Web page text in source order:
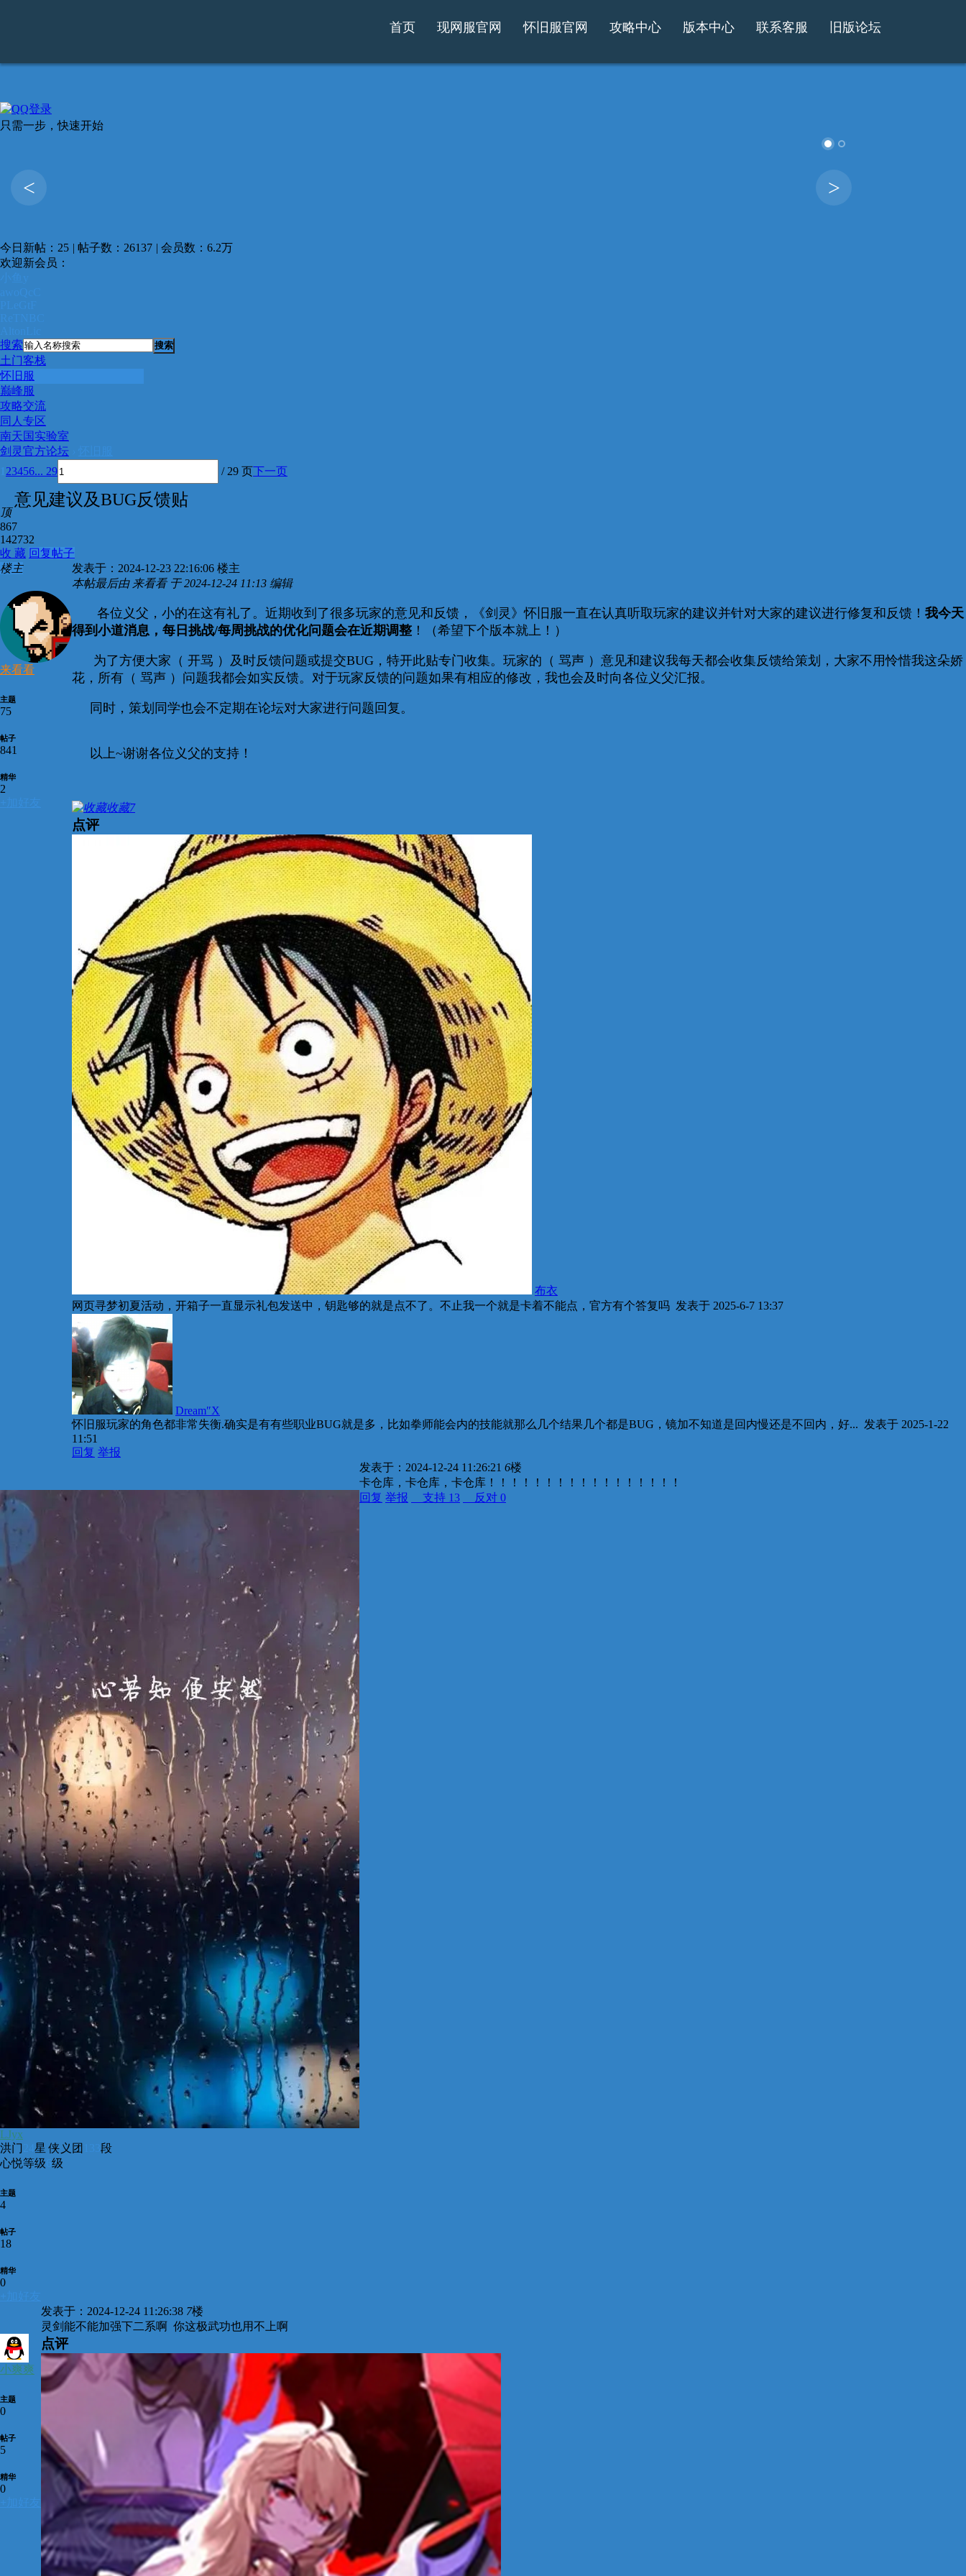
首页 现网服官网 怀旧服官网 攻略中心 版本中心 联系客服 旧版论坛
只需一步，快速开始
< >
今日新帖：25 | 帖子数：26137 | 会员数：6.2万
欢迎新会员：
搜索
搜索
土门客栈
怀旧服
巅峰服
攻略交流
同人专区
南天国实验室
剑灵官方论坛
23456... 29 / 29 页下一页
顶
意见建议及BUG反馈贴
867
142732
收 藏 回复帖子
楼主
来看看
主题
75
帖子
841
精华
2
发表于：2024-12-23 22:16:06 楼主
本帖最后由 来看看 于 2024-12-24 11:13 编辑
各位义父，小的在这有礼了。近期收到了很多玩家的意见和反馈，《剑灵》怀旧服一直在认真听取玩家的建议并针对大家的建议进行修复和反馈！ 我今天
得到小道消息，每日挑战/每周挑战的优化问题会在近期调整 ！（希望下个版本就上！）
为了方便大家（ 开骂 ）及时反馈问题或提交BUG，特开此贴专门收集。玩家的（ 骂声 ）意见和建议我每天都会收集反馈给策划，大家不用怜惜我这朵娇
花，所有（ 骂声 ）问题我都会如实反馈。对于玩家反馈的问题如果有相应的修改，我也会及时向各位义父汇报。
同时，策划同学也会不定期在论坛对大家进行问题回复。
以上~谢谢各位义父的支持！
收藏7
点评
布衣
网页寻梦初夏活动，开箱子一直显示礼包发送中，钥匙够的就是点不了。不止我一个就是卡着不能点，官方有个答复吗 发表于 2025-6-7 13:37
Dream″X
怀旧服玩家的角色都非常失衡.确实是有有些职业BUG就是多，比如拳师能会内的技能就那么几个结果几个都是BUG，镜加不知道是回内慢还是不回内，好... 发表于 2025-1-22
11:51
回复 举报
LJyx
洪门
星 侠义团
段
心悦等级 级
主题
4
帖子
18
精华
0
发表于：2024-12-24 11:26:21 6楼
卡仓库，卡仓库，卡仓库！！！！！！！！！！！！！！！！！
回复 举报 支持 13 反对 0
小爽爽
主题
0
帖子
5
精华
0
发表于：2024-12-24 11:26:38 7楼
灵剑能不能加强下二系啊 你这极武功也用不上啊
点评